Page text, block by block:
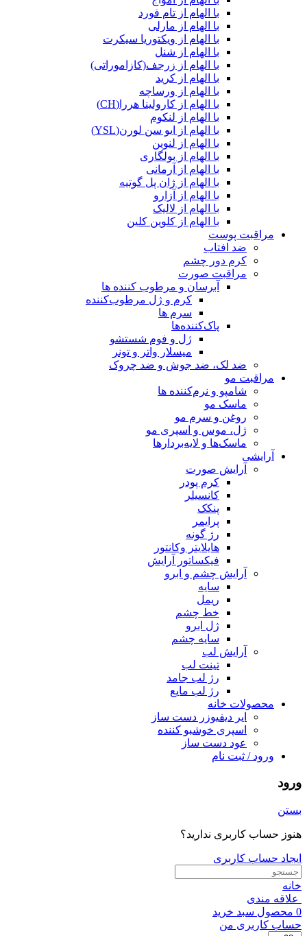
با الهام از تام فورد
با الهام از مارلی
با الهام از ویکتوریا سیکرت
با الهام از شنل
با الهام از زرجف(کازاموراتی)
با الهام از کرید
با الهام از ورساچه
با الهام از کارولینا هررا(CH)
با الهام از لنکوم
با الهام از ایو سن لورن(YSL)
با الهام از لنوین
با الهام از بولگاری
با الهام از آرمانی
با الهام از ژان پل گوتیه
با الهام از آزارو
با الهام از لالیک
با الهام از کلوین کلین
مراقبت پوست
ضد افتاب
کرم دور چشم
مراقبت صورت
آبرسان و مرطوب کننده ها
کرم و ژل مرطوب‌کننده
سرم ها
پاک‌کننده‌ها
ژل و فوم شستشو
میسلار واتر و تونر
ضد لک، ضد جوش و ضد چروک
مراقبت مو
شامپو و نرم‌کننده ها
ماسک مو
روغن و سرم مو
ژل، موس و اسپری مو
ماسک‌ها و لایه‌بردارها
آرایشی
آرایش صورت
کرم پودر
کانسیلر
پنکک
پرایمر
رژ گونه
هایلایتر وکانتور
فیکساتور آرایش
آرایش چشم و ابرو
سایه
ریمل
خط چشم
ژل ابرو
سایه چشم
آرایش لب
تینت لب
رژ لب جامد
رژ لب مایع
محصولات خانه
ایر دیفیوزر دست ساز
اسپری خوشبو کننده
عود دست ساز
ورود / ثبت نام
ورود
بستن
هنوز حساب کاربری ندارید؟
ایجاد حساب کاربری
خانه
علاقه مندی
0 محصول سبد خرید
حساب کاربری من